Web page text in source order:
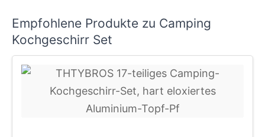
Empfohlene Produkte zu Camping
Kochgeschirr Set